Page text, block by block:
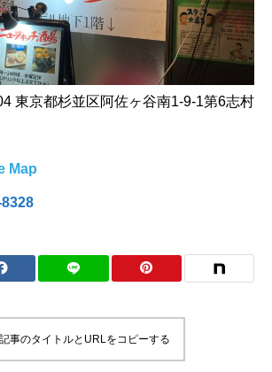
東京都杉並区阿佐ヶ谷南1-9-1第6志村
Map
事のタイトルとURLをコピーする